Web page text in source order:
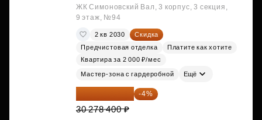
ЖК Симоновский Вал, 3 корпус, 3 секция,
9 этаж, №94
2 кв 2030
Скидка
Предчистовая отделка
Платите как хотите
Квартира за 2 000 ₽/мес
Мастер-зона с гардеробной Ещё
29 067 264 ₽ -4%
30 278 400 ₽